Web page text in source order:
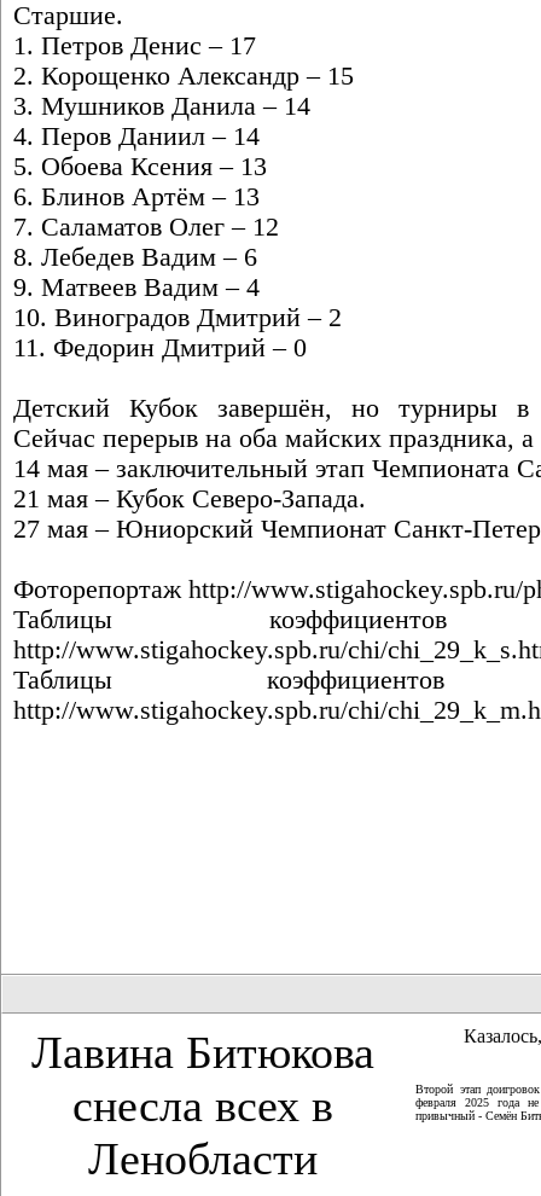
Старшие.
1. Петров Денис – 17
2. Корощенко Александр – 15
3. Мушников Данила – 14
4. Перов Даниил – 14
5. Обоева Ксения – 13
6. Блинов Артём – 13
7. Саламатов Олег – 12
8. Лебедев Вадим – 6
9. Матвеев Вадим – 4
10. Виноградов Дмитрий – 2
11. Федорин Дмитрий – 0
Детский Кубок завершён, но турниры в
Сейчас перерыв на оба майских праздника,
14 мая – заключительный этап Чемпионата
21 мая – Кубок Северо-Запада.
27 мая – Юниорский Чемпионат Санкт-
Фоторепортаж http://www.stigahockey.spb.ru/
Таблицы
http://www.stigahockey.spb.ru/chi/
Таблицы
http://www.stigahockey.spb.ru/chi/
Лавина Битюкова
снесла всех в
Ленобласти
Второй этап
февраля 2025 года
привычный - Семён